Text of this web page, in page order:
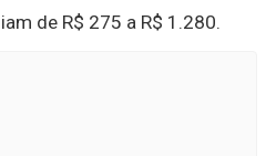
de R$ 275 a R$ 1.280.